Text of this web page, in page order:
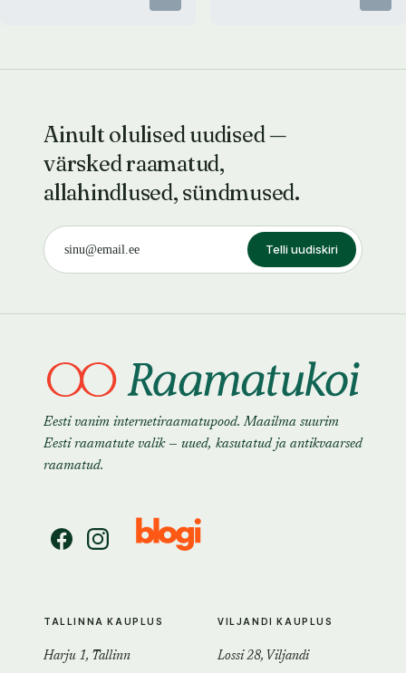
Ainult olulised uudised —
värsked raamatud,
allahindlused, sündmused.
Telli uudiskiri
Eesti vanim internetiraamatupood. Maailma suurim
Eesti raamatute valik — uued, kasutatud ja antikvaarsed
raamatud.
TALLINNA KAUPLUS
Harju 1, Tallinn
VILJANDI KAUPLUS
Lossi 28, Viljandi